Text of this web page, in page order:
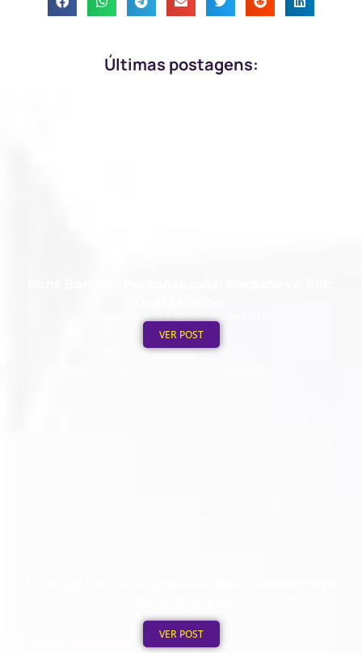
Últimas postagens:
Publicado em: 8 de agosto de 2026
VER POST
Publicado em: 7 de agosto de 2026
VER POST